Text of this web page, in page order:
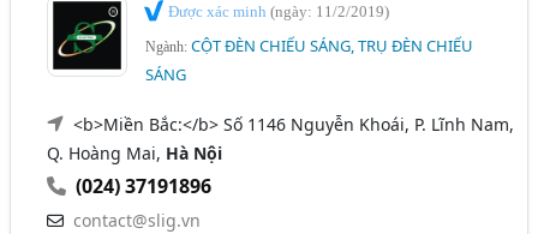
Được xác minh(ngày: 11/2/2019)
Ngành:CỘT ĐÈN CHIẾU SÁNG, TRỤ ĐÈN CHIẾU
SÁNG
<b>Miền Bắc:</b> Số 1146 Nguyễn Khoái, P. Lĩnh Nam,
Q. Hoàng Mai, Hà Nội
(024) 37191896
contact@slig.vn